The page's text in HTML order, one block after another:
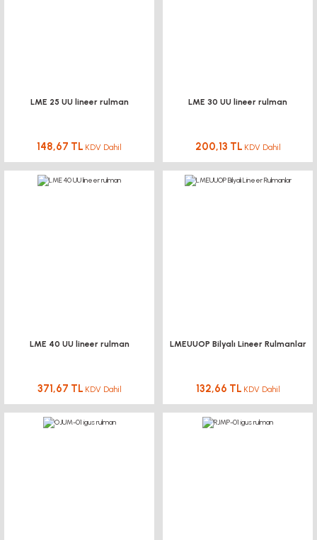
LME 25 UU lineer rulman
148,67 TL KDV Dahil
LME 30 UU lineer rulman
200,13 TL KDV Dahil
LME 40 UU lineer rulman
371,67 TL KDV Dahil
LMEUUOP Bilyalı Lineer Rulmanlar
132,66 TL KDV Dahil